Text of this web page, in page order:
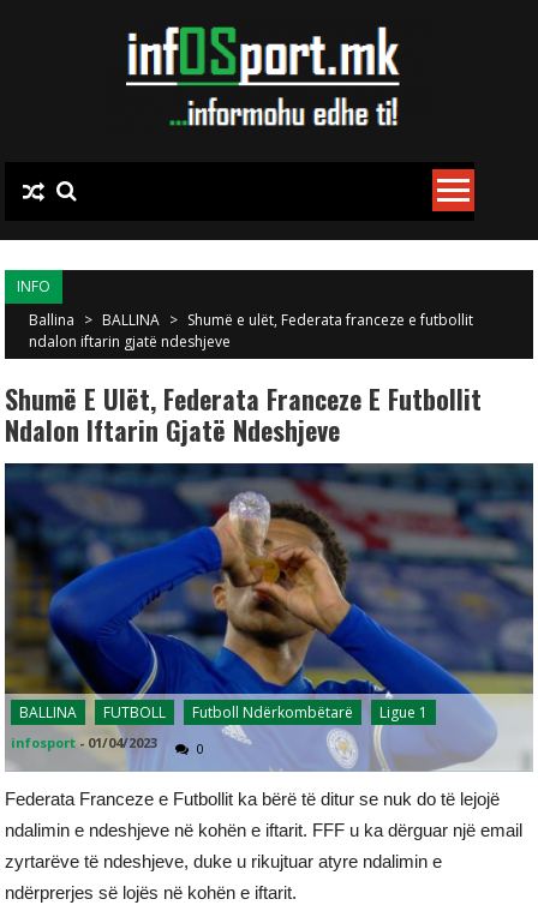
INFO
Ballina > BALLINA > Shumë e ulët, Federata franceze e futbollit
ndalon iftarin gjatë ndeshjeve
Shumë E Ulët, Federata Franceze E Futbollit
Ndalon Iftarin Gjatë Ndeshjeve
BALLINA FUTBOLL Futboll Ndërkombëtarë Ligue 1
infosport - 01/04/2023 0
Federata Franceze e Futbollit ka bërë të ditur se nuk do të lejojë
ndalimin e ndeshjeve në kohën e iftarit. FFF u ka dërguar një email
zyrtarëve të ndeshjeve, duke u rikujtuar atyre ndalimin e
ndërprerjes së lojës në kohën e iftarit.